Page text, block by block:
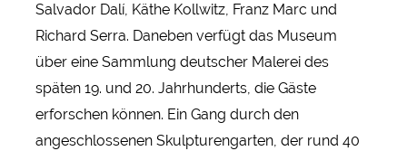
Salvador Dalí, Käthe Kollwitz, Franz Marc und
Richard Serra. Daneben verfügt das Museum
über eine Sammlung deutscher Malerei des
späten 19. und 20. Jahrhunderts, die Gäste
erforschen können. Ein Gang durch den
angeschlossenen Skulpturengarten, der rund 40